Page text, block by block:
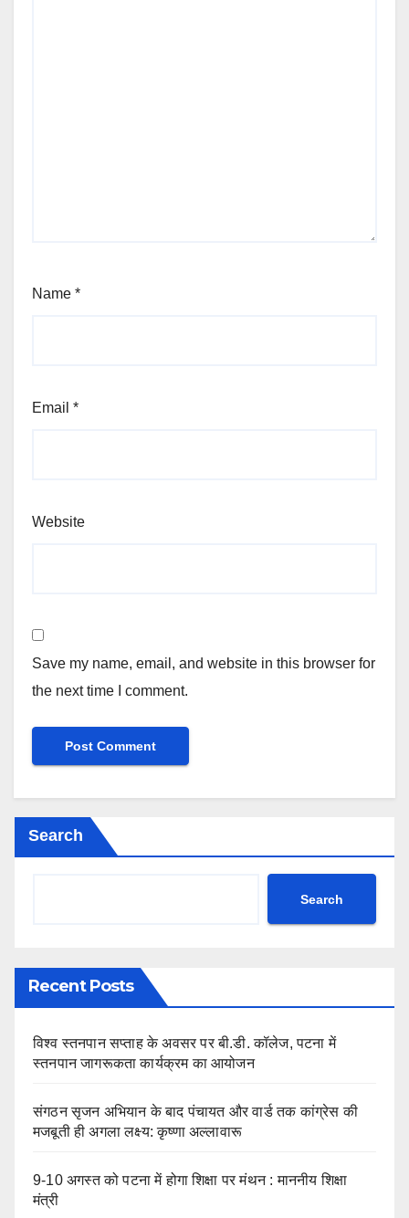
Name *
Email *
Website
Save my name, email, and website in this browser for
the next time I comment.
Search
Search
Recent Posts
विश्व स्तनपान सप्ताह के अवसर पर बी.डी. कॉलेज, पटना में
स्तनपान जागरूकता कार्यक्रम का आयोजन
संगठन सृजन अभियान के बाद पंचायत और वार्ड तक कांग्रेस की
मजबूती ही अगला लक्ष्य: कृष्णा अल्लावारू
9-10 अगस्त को पटना में होगा शिक्षा पर मंथन : माननीय शिक्षा
मंत्री